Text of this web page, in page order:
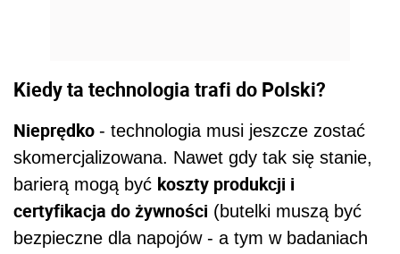
Kiedy ta technologia trafi do Polski?
Nieprędko - technologia musi jeszcze zostać
skomercjalizowana. Nawet gdy tak się stanie,
barierą mogą być koszty produkcji i
certyfikacja do żywności (butelki muszą być
bezpieczne dla napojów - a tym w badaniach